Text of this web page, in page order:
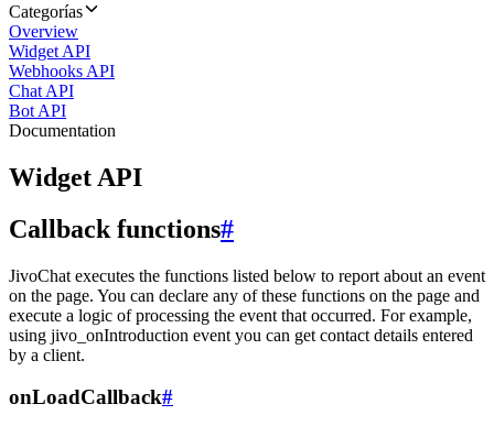
Categorías
Overview
Widget API
Webhooks API
Chat API
Bot API
Documentation
Widget API
Callback functions#
JivoChat executes the functions listed below to report about an event
on the page. You can declare any of these functions on the page and
execute a logic of processing the event that occurred. For example,
using jivo_onIntroduction event you can get contact details entered
by a client.
onLoadCallback#